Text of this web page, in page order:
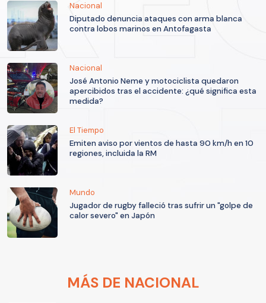
Nacional
Diputado denuncia ataques con arma blanca
contra lobos marinos en Antofagasta
Nacional
José Antonio Neme y motociclista quedaron
apercibidos tras el accidente: ¿qué significa esta
medida?
El Tiempo
Emiten aviso por vientos de hasta 90 km/h en 10
regiones, incluida la RM
Mundo
Jugador de rugby falleció tras sufrir un "golpe de
calor severo" en Japón
MÁS DE NACIONAL